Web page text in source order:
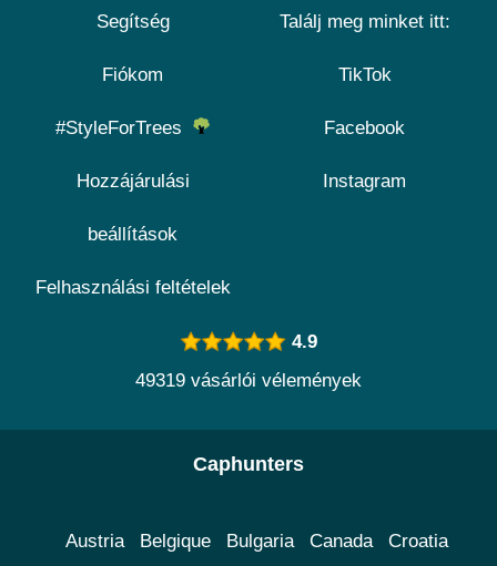
Segítség
Fiókom
#StyleForTrees
Hozzájárulási
beállítások
Felhasználási feltételek
Találj meg minket itt:
TikTok
Facebook
Instagram
4.9
49319 vásárlói vélemények
Caphunters
Austria Belgique Bulgaria Canada Croatia